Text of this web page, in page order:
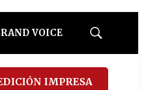
VOICE
Mostrar
IMPRESA